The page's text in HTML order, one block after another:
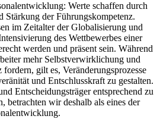
Werte schaffen durch
Stärkung der Führungskompetenz.
im Zeitalter der Globalisierung und
des Wettbewerbes einer
werden und präsent sein. Während
mehr Selbstverwirklichung und
gilt es, Veränderungsprozesse
und Entschlusskraft zu gestalten.
Entscheidungsträger entsprechend zu
betrachten wir deshalb als eines der